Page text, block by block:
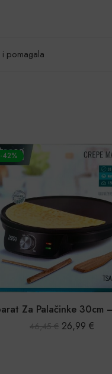
i pomagala
-42%
46,45€ 26,99 €